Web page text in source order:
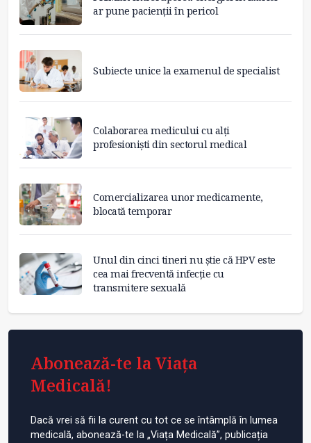
ar pune pacienții în pericol
Subiecte unice la examenul de specialist
Colaborarea medicului cu alți
profesioniști din sectorul medical
Comercializarea unor medicamente,
blocată temporar
Unul din cinci tineri nu știe că HPV este
cea mai frecventă infecție cu
transmitere sexuală
Abonează-te la Viața
Medicală!
Dacă vrei să fii la curent cu tot ce se întâmplă în lumea
medicală, abonează-te la „Viața Medicală”, publicația